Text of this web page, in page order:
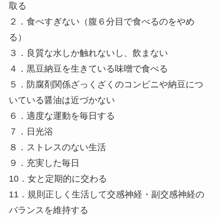
取る
２．食べすぎない（腹６分目で食べるのをやめ
る）
３．良質な水しか触れないし、飲まない
４．黒豆納豆を生きている味噌で食べる
５．防腐剤関係ざっくざくのコンビニや納豆につ
いている醤油は近づかない
６．適度な運動を毎日する
７．日光浴
８．ストレスのない生活
９．充実した毎日
10．女と定期的に交わる
11．規則正しく生活して交感神経・副交感神経の
バランスを維持する